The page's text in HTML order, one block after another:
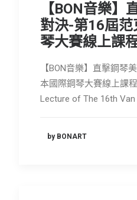
【BON音樂】
對決-第16屆范
琴大賽線上課
【BON音樂】直擊鋼琴
本國際鋼琴大賽線上課
Lecture of The 16th Van
by BONART